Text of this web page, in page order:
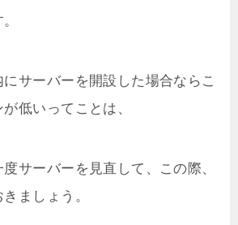
サーバーを開設した場合ならこ
低いってことは、
サーバーを見直して、この際、
ましょう。